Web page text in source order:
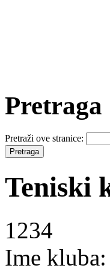
Pretraga
Pretraži ove stranice:
Teniski
1234
Ime kluba: